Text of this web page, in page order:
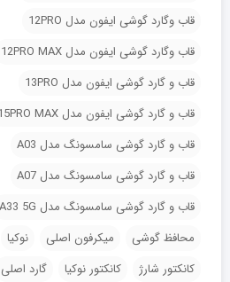
قاب وگارد گوشی ایفون مدل 12PRO
قاب وگارد گوشی ایفون مدل 12PRO MAX
قاب و گارد گوشی ایفون مدل 13PRO
قاب و گارد گوشی ایفون مدل 15PRO MAX
قاب و گارد گوشی سامسونگ مدل A03
قاب و گارد گوشی سامسونگ مدل A07
قاب و گارد گوشی سامسونگ مدل A33 5G
محافظ گوشی
میکرفون اصلی نوکیا
کانکتور شارژ
کانکتور نوکیا گارد اصلی